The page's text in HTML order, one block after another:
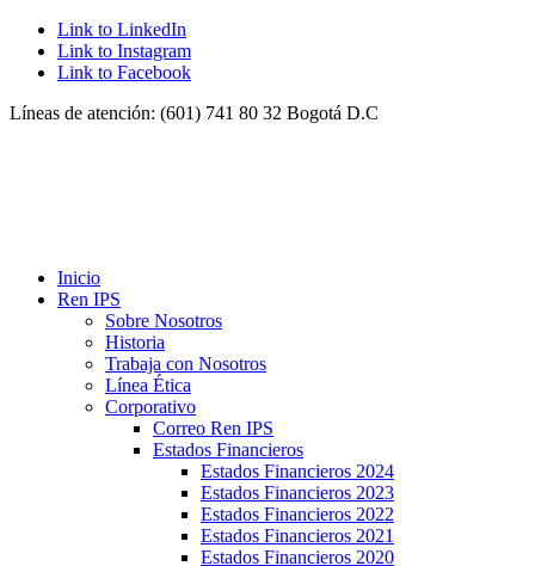
Link to LinkedIn
Link to Instagram
Link to Facebook
Líneas de atención: (601) 741 80 32 Bogotá D.C
Inicio
Ren IPS
Sobre Nosotros
Historia
Trabaja con Nosotros
Línea Ética
Corporativo
Correo Ren IPS
Estados Financieros
Estados Financieros 2024
Estados Financieros 2023
Estados Financieros 2022
Estados Financieros 2021
Estados Financieros 2020